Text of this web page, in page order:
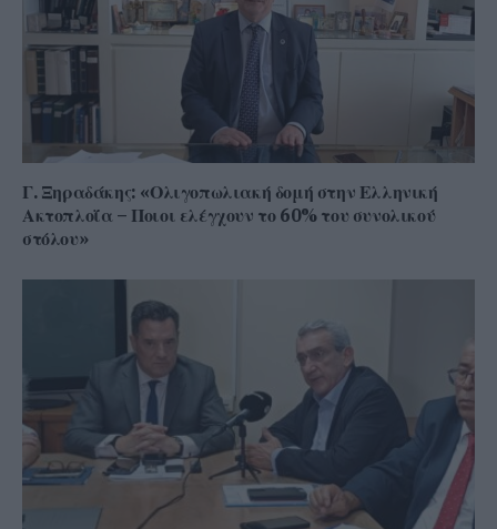
Γ. Ξηραδάκης: «Ολιγοπωλιακή δομή στην Ελληνική
Ακτοπλοΐα – Ποιοι ελέγχουν το 60% του συνολικού
στόλου»